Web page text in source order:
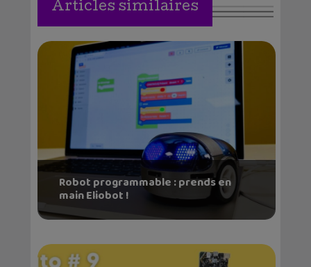
Articles similaires
Robot programmable : prends en
main Eliobot !